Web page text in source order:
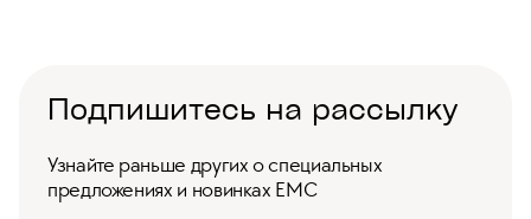
Подпишитесь на рассылку
Узнайте раньше других о специальных
предложениях и новинках ЕМС